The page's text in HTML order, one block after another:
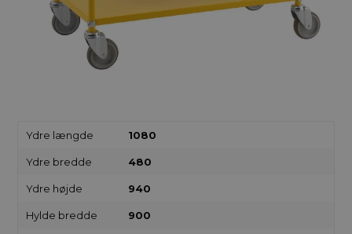
Ydre længde 1080
Ydre bredde 480
Ydre højde 940
Hylde bredde 900